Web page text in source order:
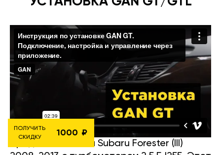
Представляю вам Subaru Forester (III)
ПОЛУЧИТЬ
СКИДКУ
1000